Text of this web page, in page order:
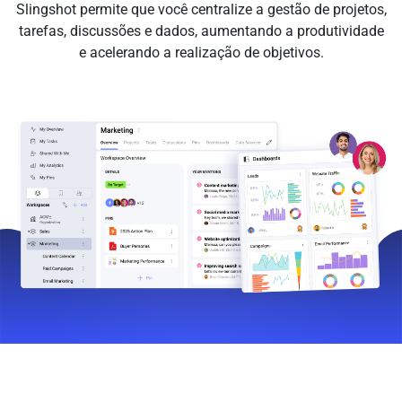
Slingshot permite que você centralize a gestão de projetos,
tarefas, discussões e dados, aumentando a produtividade
e acelerando a realização de objetivos.